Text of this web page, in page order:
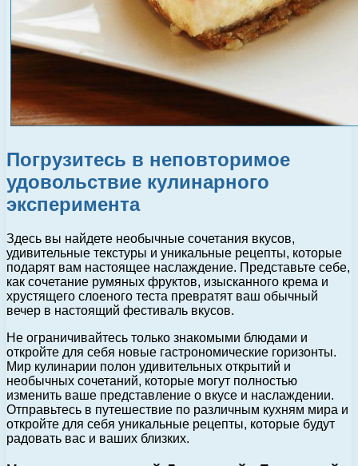
Погрузитесь в неповторимое
удовольствие кулинарного
эксперимента
Здесь вы найдете необычные сочетания вкусов,
удивительные текстуры и уникальные рецепты, которые
подарят вам настоящее наслаждение. Представьте себе,
как сочетание румяных фруктов, изысканного крема и
хрустящего слоеного теста превратят ваш обычный
вечер в настоящий фестиваль вкусов.
Не ограничивайтесь только знакомыми блюдами и
откройте для себя новые гастрономические горизонты.
Мир кулинарии полон удивительных открытий и
необычных сочетаний, которые могут полностью
изменить ваше представление о вкусе и наслаждении.
Отправьтесь в путешествие по различным кухням мира и
откройте для себя уникальные рецепты, которые будут
радовать вас и ваших близких.